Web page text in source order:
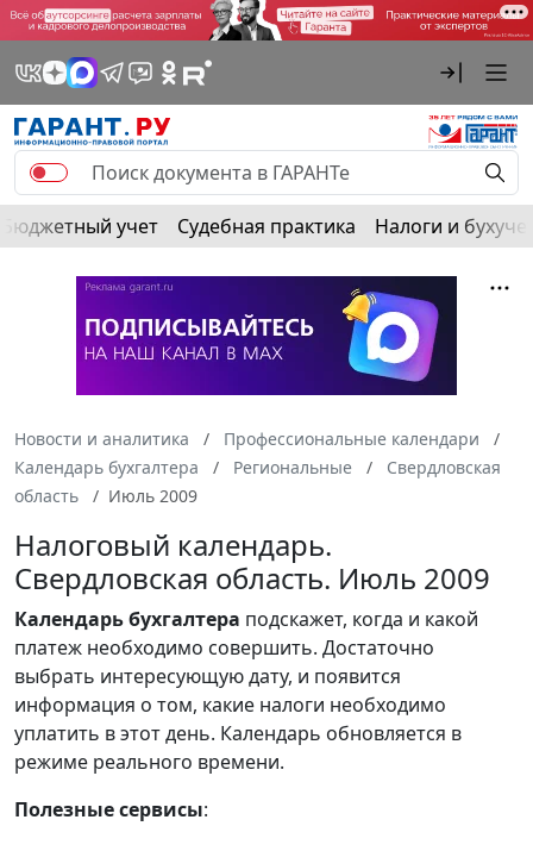
Бюджетный учет Судебная практика Налоги и
Новости и аналитика
Профессиональные календари
Календарь бухгалтера
Региональные
Свердловская
область
Июль 2009
Налоговый календарь.
Свердловская область. Июль 2009
Календарьбухгалтера подскажет, когда и какой
платеж необходимо совершить. Достаточно
выбрать интересующую дату, и появится
информация о том, какие налоги необходимо
уплатить в этот день. Календарь обновляется в
режиме реального времени.
Полезные сервисы: